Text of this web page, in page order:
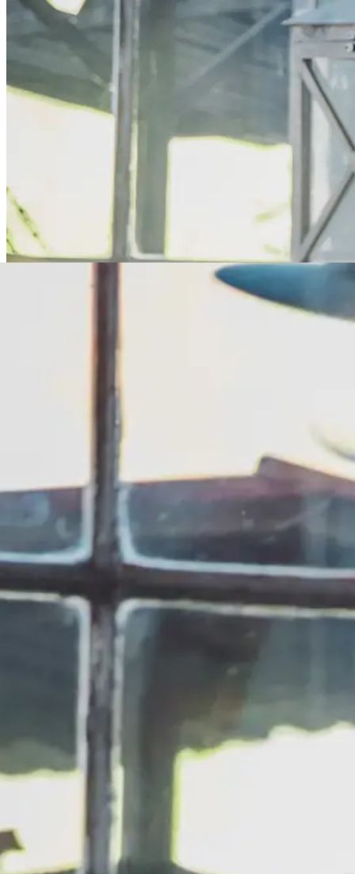
Wir freuen uns auf Sie.
Starten Sie jetzt Ihre Karriere bei VOLTINO